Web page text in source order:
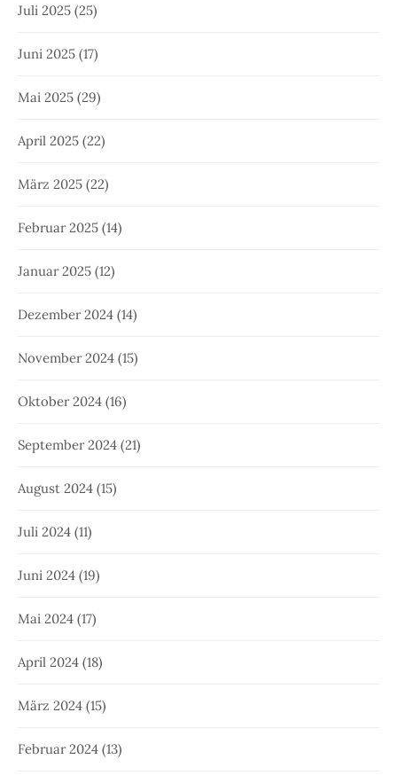
Juli 2025 (25)
Juni 2025 (17)
Mai 2025 (29)
April 2025 (22)
März 2025 (22)
Februar 2025 (14)
Januar 2025 (12)
Dezember 2024 (14)
November 2024 (15)
Oktober 2024 (16)
September 2024 (21)
August 2024 (15)
Juli 2024 (11)
Juni 2024 (19)
Mai 2024 (17)
April 2024 (18)
März 2024 (15)
Februar 2024 (13)